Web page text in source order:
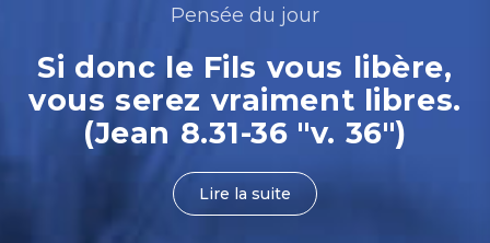
Pensée du jour
Si donc le Fils vous libère,
vous serez vraiment libres.
(Jean 8.31-36 "v. 36")
Lire la suite